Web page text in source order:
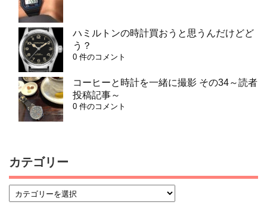
ハミルトンの時計買おうと思うんだけどど
う？
0 件のコメント
コーヒーと時計を一緒に撮影 その34～読者
投稿記事～
0 件のコメント
カテゴリー